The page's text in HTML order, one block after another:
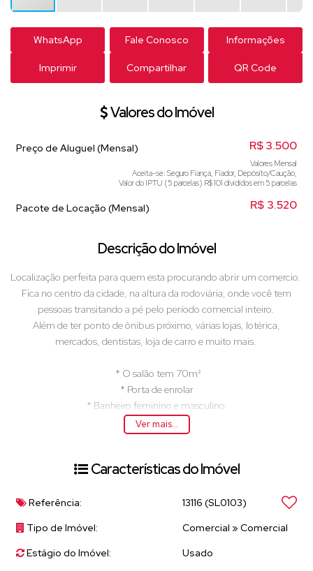
WhatsApp Fale Conosco Informações
Imprimir Compartilhar QR Code
Valores do Imóvel
R$3.500
Preço de Aluguel (Mensal)
Valores Mensal
Aceita-se: Seguro Fiança, Fiador, Depósito/Caução,
Valor do IPTU (5 parcelas) R$101 divididos em 5 parcelas
R$ 3.520
Pacote de Locação (Mensal)
Descrição do Imóvel
Localização perfeita para quem esta procurando abrir um comercio.
Fica no centro da cidade, na altura da rodoviária, onde você tem
pessoas transitando a pé pelo período comercial inteiro.
Além de ter ponto de ônibus próximo, várias lojas, lotérica,
mercados, dentistas, loja de carro e muito mais.
* O salão tem 70m²
* Porta de enrolar
* Banheiro feminino e masculino
*Despensa
* Salão sem divisórias.
de garantia, tempo de contrato e valor.
Agende uma visita com nossos corretores
Ver mais...
Características do Imóvel
Referência: 13116 (SL0103)
Tipo de Imóvel:
Comercial » Comercial
Estágio do Imóvel:
Usado